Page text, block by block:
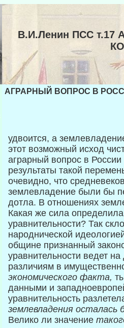
В.И.Ленин ПСС
АГРАРНЫЙ ВОПРОС В
удвоится, а
этот возмож­ный исход
аграрный вопрос в
результаты такой
очевидно, что
землевладение были бы
дотла. В отношениях
Какая же сила
уравни­тельности? Так
народнической
общине признанный
уравнительности ведет
различиям в
экономического факта,
данными и
уравнительность
землевладения
Велико ли значение